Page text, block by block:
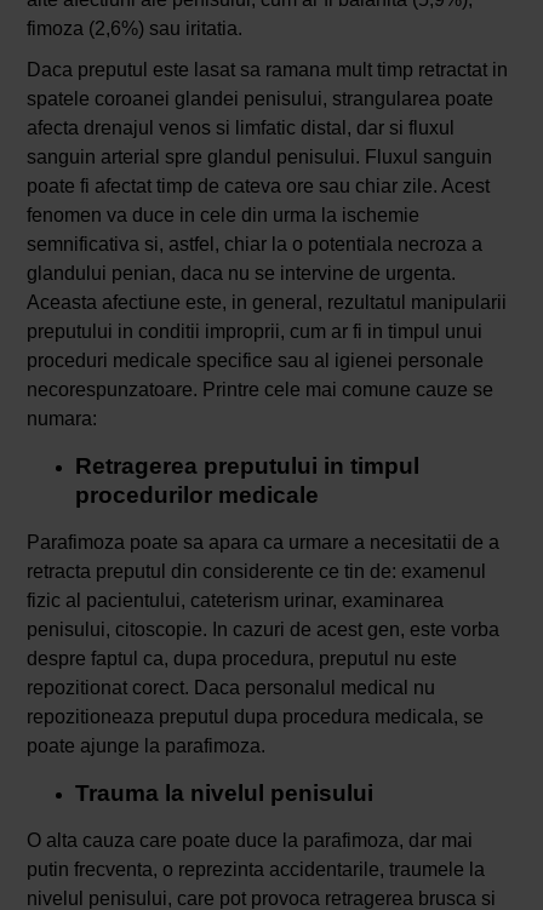
fimoza (2,6%) sau iritatia.
Daca preputul este lasat sa ramana mult timp retractat in
spatele coroanei glandei penisului, strangularea poate
afecta drenajul venos si limfatic distal, dar si fluxul
sanguin arterial spre glandul penisului. Fluxul sanguin
poate fi afectat timp de cateva ore sau chiar zile. Acest
fenomen va duce in cele din urma la ischemie
semnificativa si, astfel, chiar la o potentiala necroza a
glandului penian, daca nu se intervine de urgenta.
Aceasta afectiune este, in general, rezultatul manipularii
preputului in conditii improprii, cum ar fi in timpul unui
proceduri medicale specifice sau al igienei personale
necorespunzatoare. Printre cele mai comune cauze se
numara:
Retragerea preputului in timpul
procedurilor medicale
Parafimoza poate sa apara ca urmare a necesitatii de a
retracta preputul din considerente ce tin de: examenul
fizic al pacientului, cateterism urinar, examinarea
penisului, citoscopie. In cazuri de acest gen, este vorba
despre faptul ca, dupa procedura, preputul nu este
repozitionat corect. Daca personalul medical nu
repozitioneaza preputul dupa procedura medicala, se
poate ajunge la parafimoza.
Trauma la nivelul penisului
O alta cauza care poate duce la parafimoza, dar mai
putin frecventa, o reprezinta accidentarile, traumele la
nivelul penisului, care pot provoca retragerea brusca si